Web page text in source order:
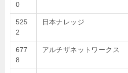
0
525
2
日本ナレッジ
677
8
アルチザネットワークス